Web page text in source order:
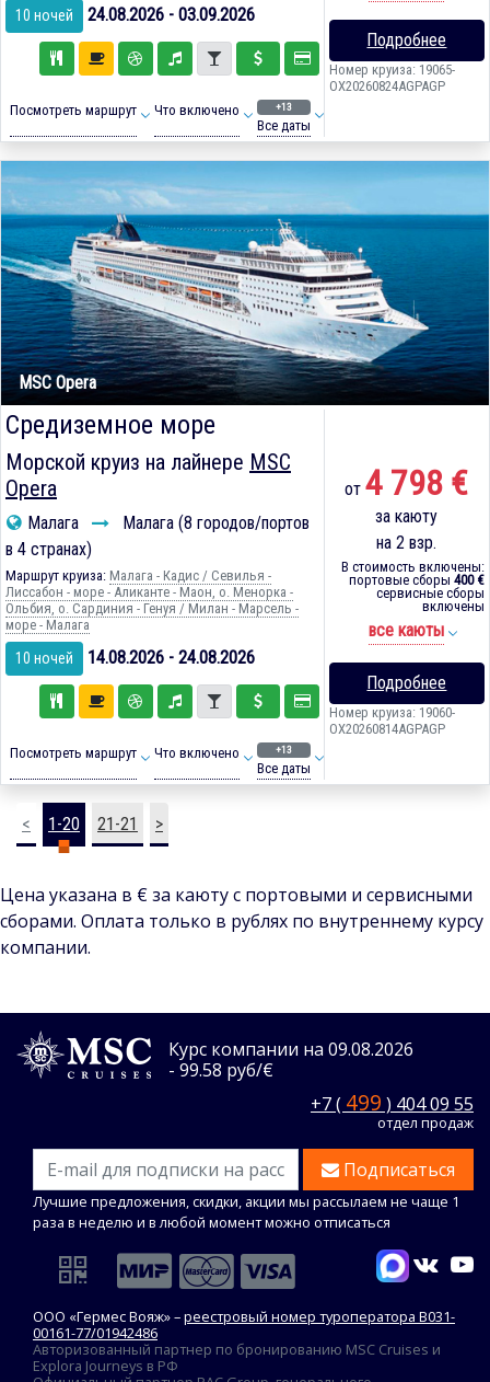
10 ночей 24.08.2026 - 03.09.2026
Посмотреть маршрут Что включено +13
Все даты
Подробнее
Номер круиза: 19065-
OX20260824AGPAGP
MSC Opera
Средиземное море
Морской круиз на лайнере MSC
Opera
Малага
Малага (8 городов/портов
в 4 странах)
Маршрут круиза: Малага - Кадиc / Севилья -
Лиссабон - море - Аликанте - Маон, о. Менорка -
Ольбия, о. Сардиния - Генуя / Милан - Марсель -
море - Малага
10 ночей 14.08.2026 - 24.08.2026
Посмотреть маршрут Что включено +13
Все даты
от4 798 €
за каюту
на 2 взр.
В стоимость включены:
портовые сборы 400 €
сервисные сборы
включены
все каюты
Подробнее
Номер круиза: 19060-
OX20260814AGPAGP
< 1-20 21-21 >
Цена указана в € за каюту с портовыми и сервисными
сборами. Оплата только в рублях по внутреннему курсу
компании.
Курс компании на 09.08.2026
- 99.58 руб/€
+7 ( 499 ) 404 09 55
отдел продаж
Подписаться
Лучшие предложения, скидки, акции мы рассылаем не чаще 1
раза в неделю и в любой момент можно отписаться
ООО «Гермес Вояж» –реестровый номер туроператора В031-
00161-77/01942486
Авторизованный партнер по бронированию MSC Cruises и
Explora Journeys в РФ